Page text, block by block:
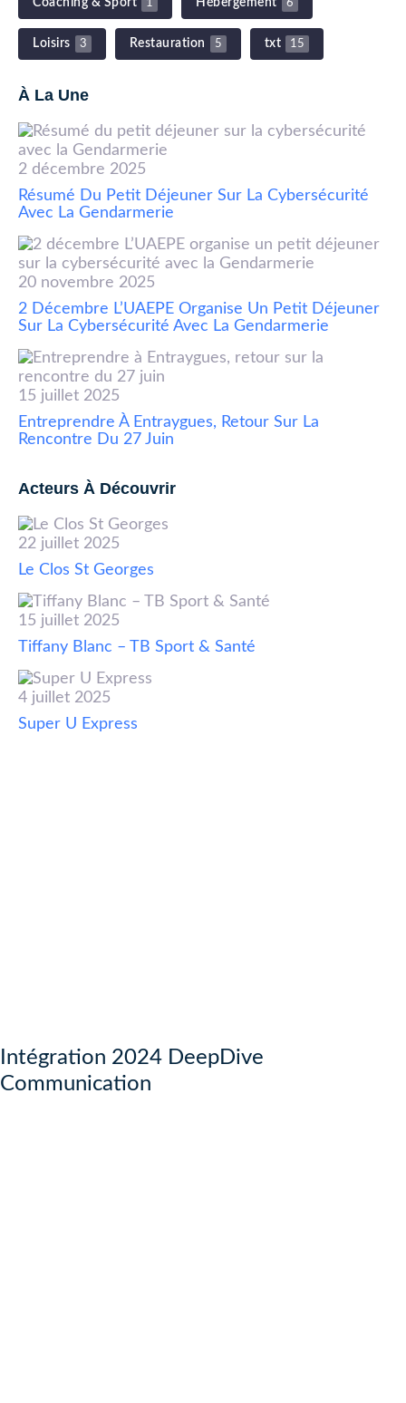
Coaching & Sport 1 Hébergement 6
Loisirs 3 Restauration 5 txt 15
À La Une
2 décembre 2025
Résumé Du Petit Déjeuner Sur La Cybersécurité
Avec La Gendarmerie
20 novembre 2025
2 Décembre L’UAEPE Organise Un Petit Déjeuner
Sur La Cybersécurité Avec La Gendarmerie
15 juillet 2025
Entreprendre À Entraygues, Retour Sur La
Rencontre Du 27 Juin
Acteurs À Découvrir
22 juillet 2025
Le Clos St Georges
15 juillet 2025
Tiffany Blanc – TB Sport & Santé
4 juillet 2025
Super U Express
Intégration 2024 DeepDive
Communication